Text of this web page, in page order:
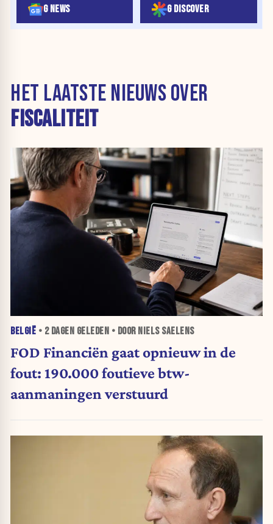
G NEWS G DISCOVER
HET LAATSTE NIEUWS OVER
FISCALITEIT
BELGIË • 2 DAGEN GELEDEN • DOOR NIELS SAELENS
FOD Financiën gaat opnieuw in de
fout: 190.000 foutieve btw-
aanmaningen verstuurd